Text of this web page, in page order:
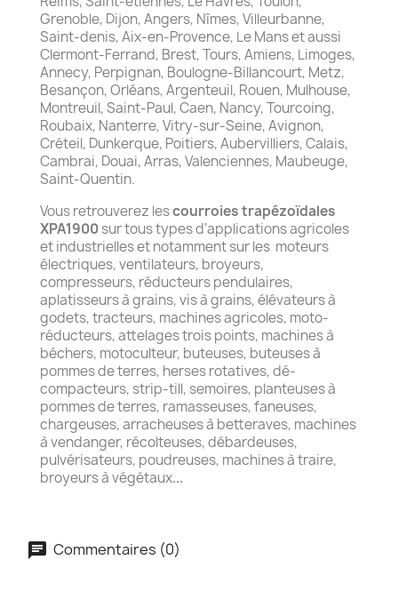
Grenoble, Dijon, Angers, Nîmes, Villeurbanne,
Saint-denis, Aix-en-Provence, Le Mans et aussi
Clermont-Ferrand, Brest, Tours, Amiens, Limoges,
Annecy, Perpignan, Boulogne-Billancourt, Metz,
Besançon, Orléans, Argenteuil, Rouen, Mulhouse,
Montreuil, Saint-Paul, Caen, Nancy, Tourcoing,
Roubaix, Nanterre, Vitry-sur-Seine, Avignon,
Créteil, Dunkerque, Poitiers, Aubervilliers, Calais,
Cambrai, Douai, Arras, Valenciennes, Maubeuge,
Saint-Quentin.
Vous retrouverez lescourroies trapézoïdales
XPA1900sur tous types d’applications agricoles
et industrielles et notamment sur les moteurs
électriques, ventilateurs, broyeurs,
compresseurs, réducteurs pendulaires,
aplatisseurs à grains, vis à grains, élévateurs à
godets, tracteurs, machines agricoles, moto-
réducteurs, attelages trois points, machines à
béchers, motoculteur, buteuses, buteuses à
pommes de terres, herses rotatives, dé-
compacteurs, strip-till, semoires, planteuses à
pommes de terres, ramasseuses, faneuses,
chargeuses, arracheuses à betteraves, machines
à vendanger, récolteuses, débardeuses,
pulvérisateurs, poudreuses, machines à traire,
broyeurs à végétaux...
Commentaires (0)